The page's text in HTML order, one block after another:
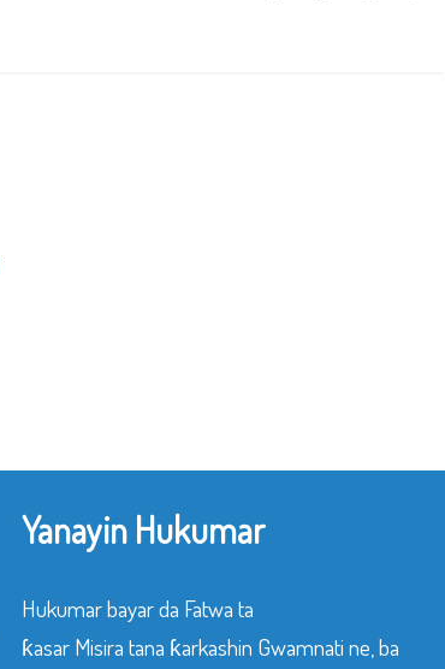
Yanayin Hukumar
Hukumar bayar da Fatwa ta
ƙasar Misira tana ƙarkashin Gwamnati ne, ba